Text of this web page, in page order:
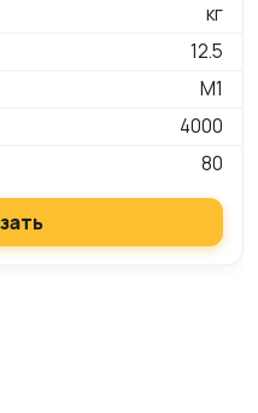
кг
12.5
М1
4000
80